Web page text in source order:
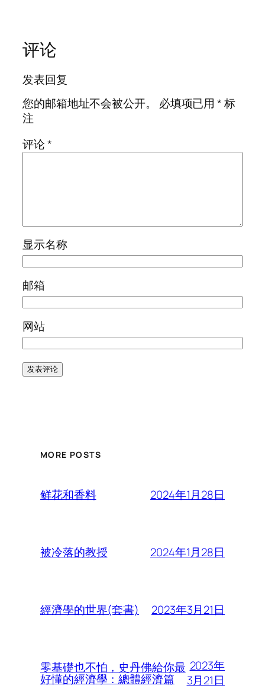
评论
发表回复
您的邮箱地址不会被公开。
必填项已用*标
注
评论*
显示名称
邮箱
网站
MORE POSTS
鲜花和香料 2024年1月28日
被冷落的教授 2024年1月28日
經濟學的世界(套書) 2023年3月21日
零基礎也不怕，史丹佛給你最
好懂的經濟學：總體經濟篇
2023年
3月21日